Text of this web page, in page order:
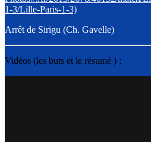
Arrêt de Sirigu (Ch. Gavelle)
Vidéos (les buts et le résumé ) :